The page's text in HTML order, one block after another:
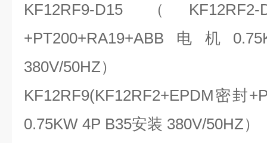
KF12RF9-D15（
+PT200+RA19+ABB电机
380V/50HZ）
KF12RF9(KF12RF2+EPDM密封
0.75KW 4P B35安装 380V/50HZ）